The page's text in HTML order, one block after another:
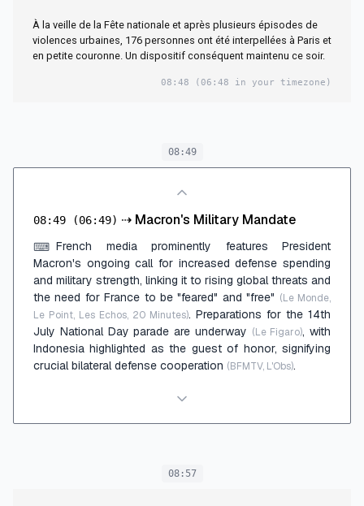
À la veille de la Fête nationale et après plusieurs épisodes de
violences urbaines, 176 personnes ont été interpellées à Paris et
en petite couronne. Un dispositif conséquent maintenu ce soir.
08:48 (06:48 in your timezone)
08:49
08:49 (06:49) ⇢ Macron's Military Mandate
⌨ French media prominently features President
Macron's ongoing call for increased defense spending
and military strength, linking it to rising global threats and
the need for France to be "feared" and "free" (Le Monde,
Le Point, Les Echos, 20 Minutes). Preparations for the 14th
July National Day parade are underway (Le Figaro), with
Indonesia highlighted as the guest of honor, signifying
crucial bilateral defense cooperation (BFMTV, L'Obs).
08:57